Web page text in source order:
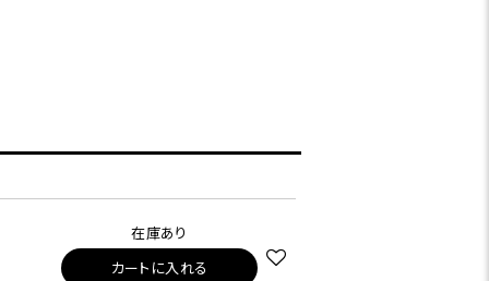
在庫あり
カートに入れる